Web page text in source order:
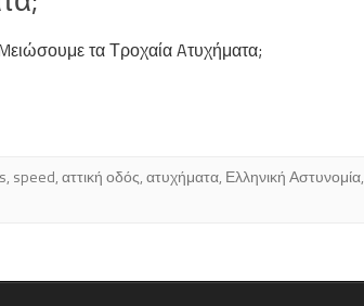
τα Τροχαία Aτυχήματα;
, speed,αττική οδός,ατυχήματα, Ελληνική Αστυνομία,